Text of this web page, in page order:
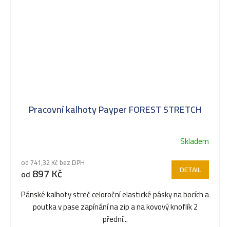
Pracovní kalhoty Payper FOREST STRETCH
hodnocení
produktu
je
5,0
Skladem
od 741,32 Kč bez DPH
od 897 Kč DETAIL
Pánské kalhoty streč celoroční elastické pásky na bocích a
poutka v pase zapínání na zip a na kovový knoflík 2
přední...